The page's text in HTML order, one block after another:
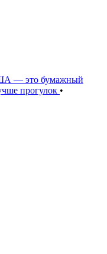
— это бумажный
прогулок •